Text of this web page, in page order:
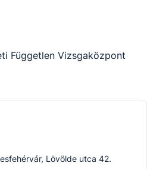
Független Vizsgaközpont
Lövölde utca 42.